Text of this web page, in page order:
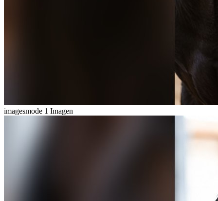
imagesmode 1 Imagen